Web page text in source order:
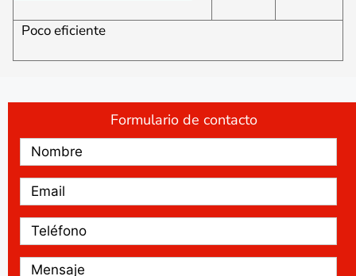
Poco eficiente
Formulario de contacto